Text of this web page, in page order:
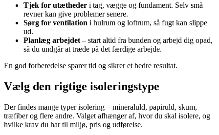
Tjek for utætheder i tag, vægge og fundament. Selv små
revner kan give problemer senere.
Sørg for ventilation i hulrum og loftrum, så fugt kan slippe
ud.
Planlæg arbejdet – start altid fra bunden og arbejd dig opad,
så du undgår at træde på det færdige arbejde.
En god forberedelse sparer tid og sikrer et bedre resultat.
Vælg den rigtige isoleringstype
Der findes mange typer isolering – mineraluld, papiruld, skum,
træfiber og flere andre. Valget afhænger af, hvor du skal isolere, og
hvilke krav du har til miljø, pris og udførelse.